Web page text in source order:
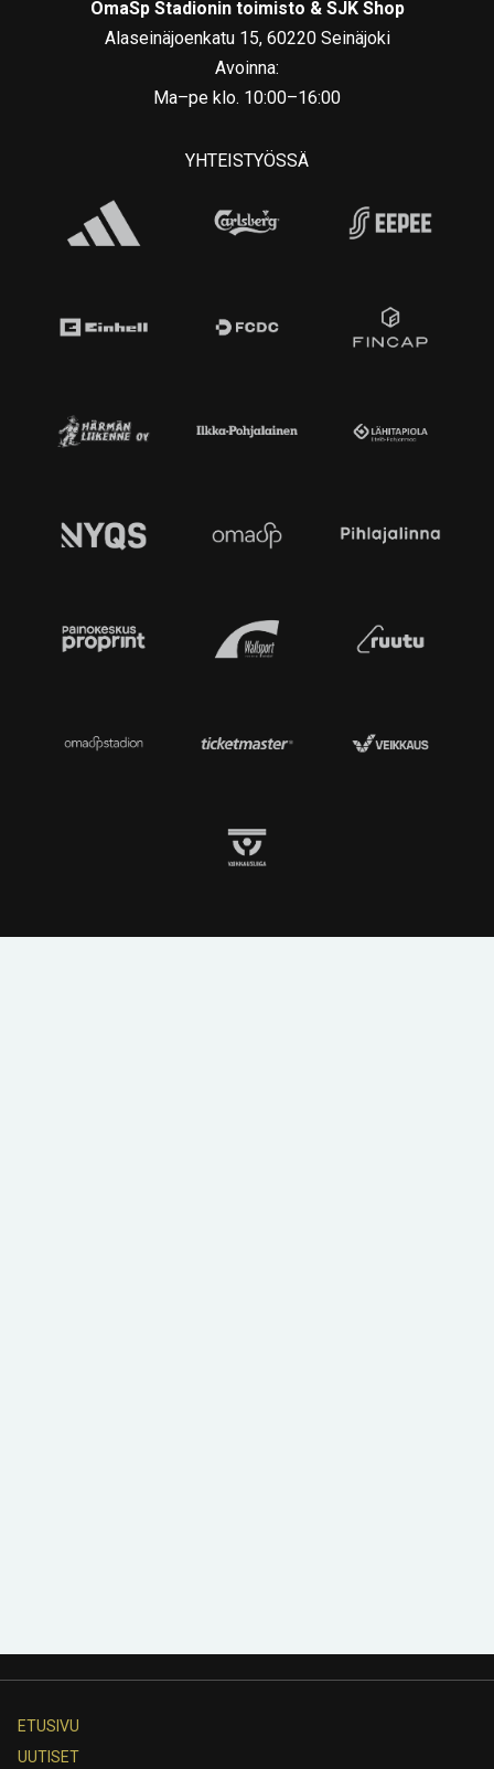
OmaSp Stadionin toimisto & SJK Shop
Alaseinäjoenkatu 15, 60220 Seinäjoki
Avoinna:
Ma–pe klo. 10:00–16:00
YHTEISTYÖSSÄ
ETUSIVU
UUTISET